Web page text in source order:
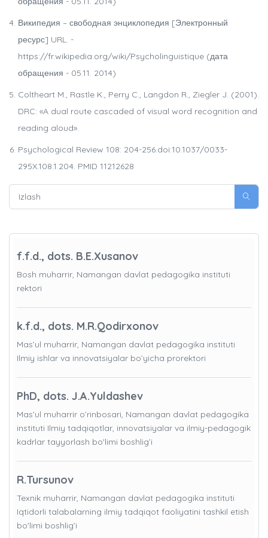
Википедия – свободная энциклопедия [Электронный
ресурс] URL. -
https://fr.wikipedia.org/wiki/Psycholinguistique (дата
обращения - 05.11. 2014)
Coltheart M., Rastle K., Perry C., Langdon R., Ziegler J. (2001).
DRC: «A dual route cascaded of visual word recognition and
reading aloud».
Psychological Review 108: 204-256.doi:10.1037/0033-
295X.108.1.204. PMID 11212628
f.f.d., dots. B.E.Xusanov
Bosh muharrir, Namangan davlat pedagogika instituti
rektori
k.f.d., dots. M.R.Qodirxonov
Mas’ul muharrir, Namangan davlat pedagogika instituti
Ilmiy ishlar va innovatsiyalar bo’yicha prorektori
PhD, dots. J.A.Yuldashev
Mas’ul muharrir o’rinbosari, Namangan davlat pedagogika
instituti Ilmiy tadqiqotlar, innovatsiyalar va ilmiy-pedagogik
kadrlar tayyorlash bo'limi boshlig’i
R.Tursunov
Texnik muharrir, Namangan davlat pedagogika instituti
Iqtidorli talabalarning ilmiy tadqiqot faoliyatini tashkil etish
bo'limi boshlig’i